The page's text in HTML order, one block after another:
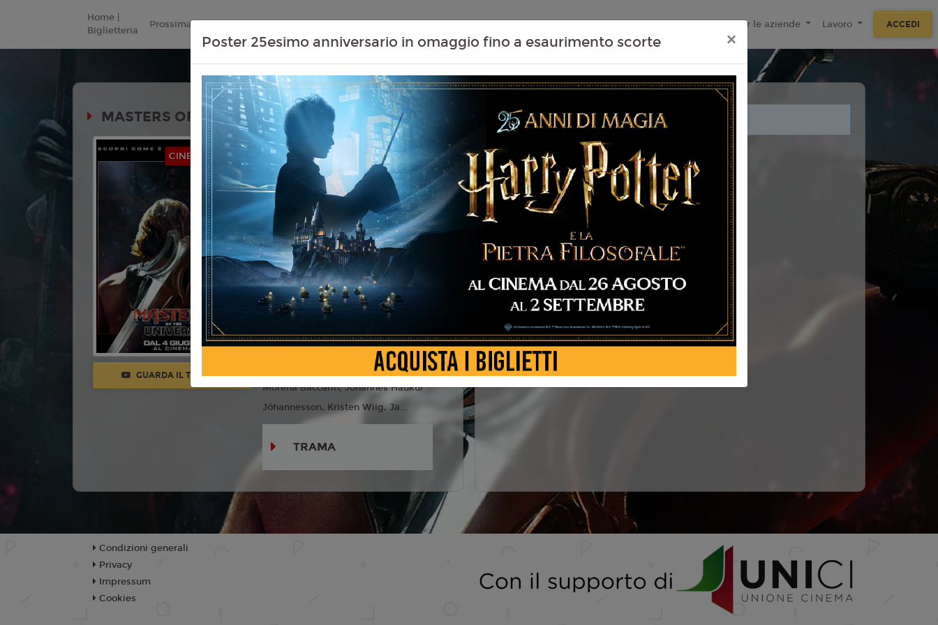
Home |
Biglietteria
Prossimamente Listino Prezzi Contenuti Extra Proiezioni Scolastiche Eventi Passati Tecnologie F.A.Q Per le aziende Lavoro ACCEDI
MASTERS OF THE UNIVERSE
CINEMA IN FESTA
GUARDA IL TRAILER
Durata: 141 min
Genere: Fantascienza, Fantasy,
Azione
Lingua:Italiano
EtàT
Regia:Travis Knight
Con:Nicholas Galitzine, Camila
Mendes, Alison Brie, James Purefoy,
Morena Baccarin, Jóhannes Haukur
Jóhannesson, Kristen Wiig, Ja...
TRAMA
Non ci sono spettacoli legati a questo evento.
Poster 25esimo anniversario in omaggio fino a esaurimento scorte ×
Condizioni generali
Privacy
Impressum
Cookies